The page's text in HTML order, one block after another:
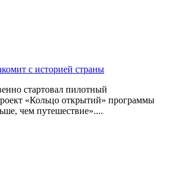
с историей страны
стартовал пилотный
«Кольцо открытий» программы
чем путешествие»....